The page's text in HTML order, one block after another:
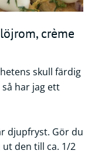
crème
skull färdig
har jag ett
djupfryst. Gör du
den till ca. 1/2